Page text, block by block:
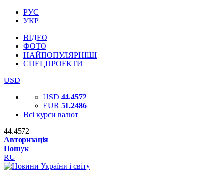
РУС
УКР
ВІДЕО
ФОТО
НАЙПОПУЛЯРНІШІ
СПЕЦПРОЕКТИ
USD
USD 44.4572
EUR 51.2486
Всі курси валют
44.4572
Авторизація
Пошук
RU